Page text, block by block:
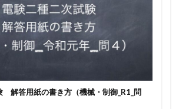
解答用紙の書き方（機械・制御_R1_問